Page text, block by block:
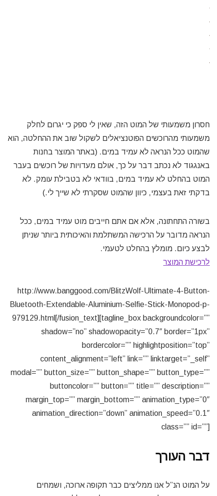
חסרון משמעותי של המוט הזה, שאין לי ספק כי יגרום לחלק
משמעותי מהרוכשים הפוטנציאלים לשקול שוב את ההחלטה, הוא
שהמוט ככל הנראה לא עמיד במים. (באתר המוצר בחנות
באנגגוד לא נכתב דבר על כך, אולם מעדויות של רוכשים בעבר
המוט בהחלט לא עמיד במים, בוודאי לא בטבילת עומק. לא
בדקתי זאת בעצמי, כיוון שהמוט שסקרתי לא שייך לי.)
בשורה התחתונה, אלא אם אתם חייבים מוט עמיד במים, ככל
הנראה מדובר על הרכישה המשתלמת והאיכותית ביותר שניתן
לבצע כיום. מומלץ בהחלט לטעמי.
לרכישת המוצר
http://www.banggood.com/BlitzWolf-Ultimate-4-Button-
Bluetooth-Extendable-Aluminium-Selfie-Stick-Monopod-p-
979129.html[/fusion_text][tagline_box backgroundcolor=””
shadow=”no” shadowopacity=”0.7″ border=”1px”
bordercolor=”” highlightposition=”top”
content_alignment=”left” link=”” linktarget=”_self”
modal=”” button_size=”” button_shape=”” button_type=””
buttoncolor=”” button=”” title=”” description=””
margin_top=”” margin_bottom=”” animation_type=”0″
animation_direction=”down” animation_speed=”0.1″
class=”” id=””]
דבר העורך
על המוט הנ”ל אנו ממליצים כבר תקופה ארוכה, ושמחים